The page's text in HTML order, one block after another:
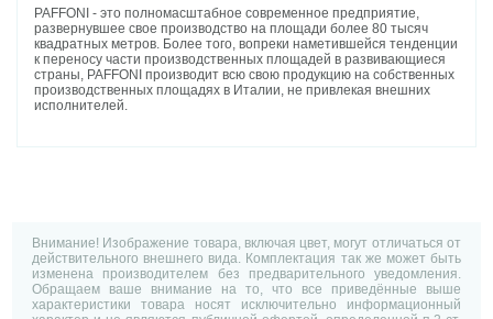
PAFFONI - это полномасштабное современное предприятие,
развернувшее свое производство на площади более 80 тысяч
квадратных метров. Более того, вопреки наметившейся тенденции
к переносу части производственных площадей в развивающиеся
страны, PAFFONI производит всю свою продукцию на собственных
производственных площадях в Италии, не привлекая внешних
исполнителей.
Внимание! Изображение товара, включая цвет, могут отличаться от
действительного внешнего вида. Комплектация так же может быть
изменена производителем без предварительного уведомления.
Обращаем ваше внимание на то, что все приведённые выше
характеристики товара носят исключительно информационный